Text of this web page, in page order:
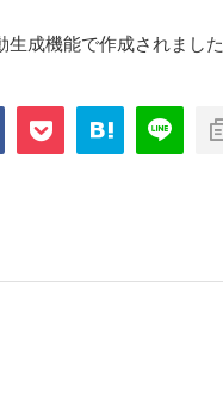
生成機能で作成されました